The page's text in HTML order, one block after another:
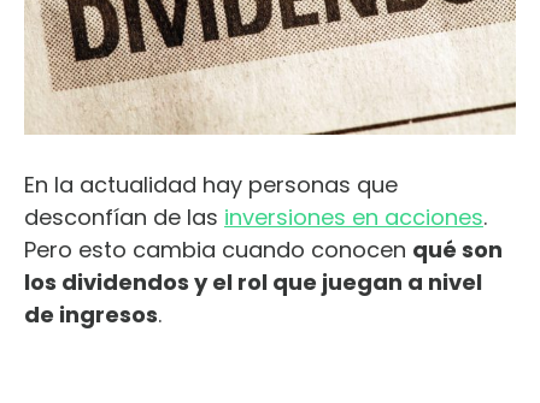
En la actualidad hay personas que
desconfían de las inversiones en acciones.
Pero esto cambia cuando conocen qué son
los dividendos y el rol que juegan a nivel
de ingresos.